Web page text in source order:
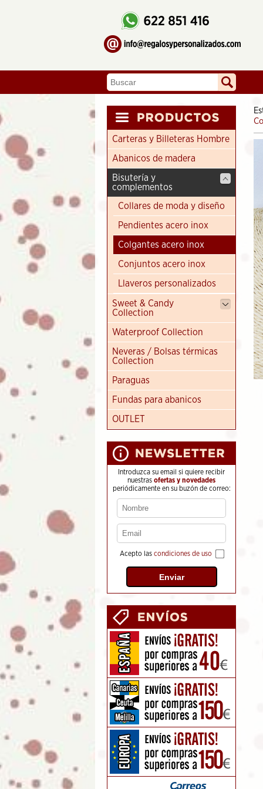
Carteras y Billeteras Hombre
Abanicos de madera
Bisutería y
complementos
Collares de moda y diseño
Pendientes acero inox
Colgantes acero inox
Conjuntos acero inox
Llaveros personalizados
Sweet & Candy
Collection
Waterproof Collection
Neveras / Bolsas térmicas
Collection
Paraguas
Fundas para abanicos
OUTLET
Introduzca su email si quiere recibir
nuestras ofertas y novedades
periódicamente en su buzón de correo:
Acepto las condiciones de uso